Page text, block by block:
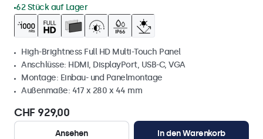
62 Stück auf Lager
High-Brightness Full HD Multi-Touch Panel
Anschlüsse: HDMI, DisplayPort, USB-C, VGA
Montage: Einbau- und Panelmontage
Außenmaße: 417 x 280 x 44 mm
CHF 929,00
Ansehen In den Warenkorb